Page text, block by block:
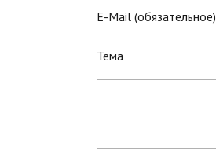
E-Mail (обязательное)
Тема